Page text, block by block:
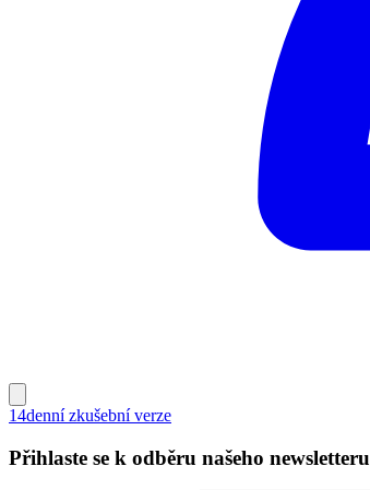
14denní zkušební verze
Přihlaste se k odběru našeho newsletteru